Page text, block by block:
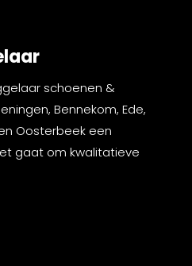
schoenen &
Bennekom, Ede,
Oosterbeek een
gaat om kwalitatieve